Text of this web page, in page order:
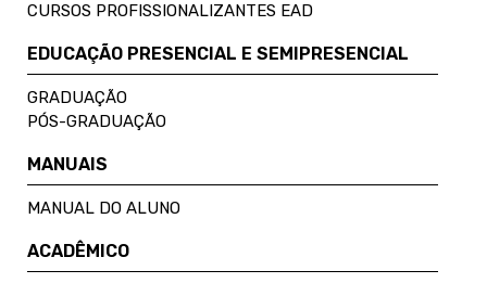
CURSOS PROFISSIONALIZANTES EAD
EDUCAÇÃO PRESENCIAL E SEMIPRESENCIAL
GRADUAÇÃO
PÓS-GRADUAÇÃO
MANUAIS
MANUAL DO ALUNO
ACADÊMICO